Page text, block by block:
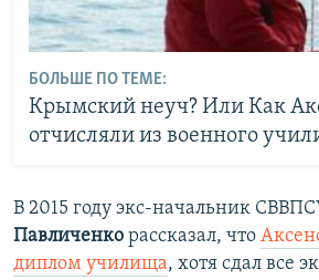
БОЛЬШЕ ПО ТЕМЕ:
Крымский неуч? Или Как
отчисляли из военного
В 2015 году экс-начальник
Павличенко рассказал, что
диплом училища, хотя сдал все